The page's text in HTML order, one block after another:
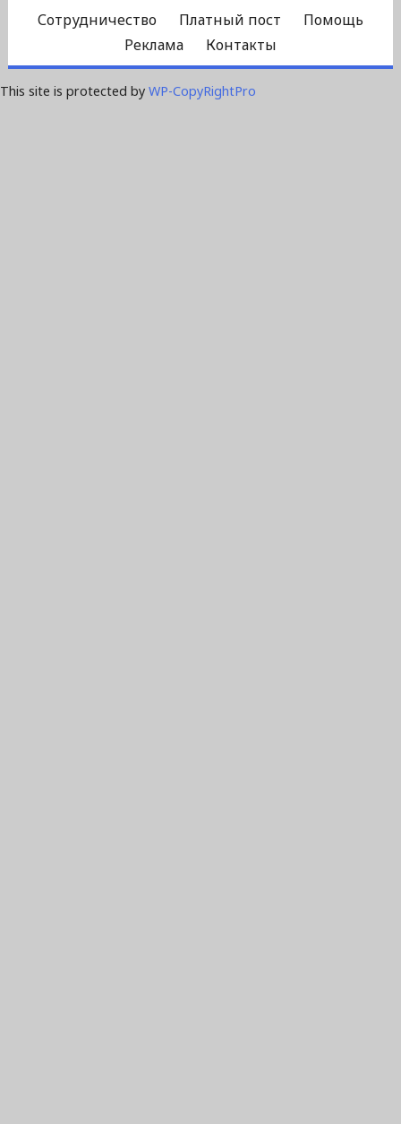
Сотрудничество Платный пост
Помощь
Реклама
Контакты
This site is protected by WP-CopyRightPro